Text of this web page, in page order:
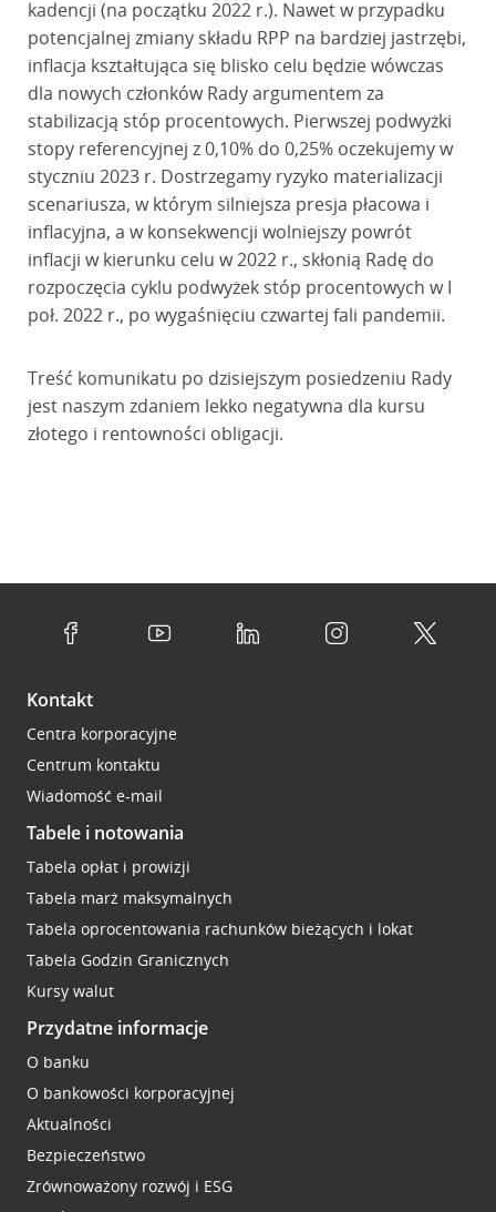
kadencji (na początku 2022 r.). Nawet w przypadku
potencjalnej zmiany składu RPP na bardziej jastrzębi,
inflacja kształtująca się blisko celu będzie wówczas
dla nowych członków Rady argumentem za
stabilizacją stóp procentowych. Pierwszej podwyżki
stopy referencyjnej z 0,10% do 0,25% oczekujemy w
styczniu 2023 r. Dostrzegamy ryzyko materializacji
scenariusza, w którym silniejsza presja płacowa i
inflacyjna, a w konsekwencji wolniejszy powrót
inflacji w kierunku celu w 2022 r., skłonią Radę do
rozpoczęcia cyklu podwyżek stóp procentowych w I
poł. 2022 r., po wygaśnięciu czwartej fali pandemii.
Treść komunikatu po dzisiejszym posiedzeniu Rady
jest naszym zdaniem lekko negatywna dla kursu
złotego i rentowności obligacji.
Kontakt
Centra korporacyjne
Centrum kontaktu
Wiadomość e-mail
Tabele i notowania
Tabela opłat i prowizji
Tabela marż maksymalnych
Tabela oprocentowania rachunków bieżących i lokat
Tabela Godzin Granicznych
Kursy walut
Przydatne informacje
O banku
O bankowości korporacyjnej
Aktualności
Bezpieczeństwo
Zrównoważony rozwój i ESG